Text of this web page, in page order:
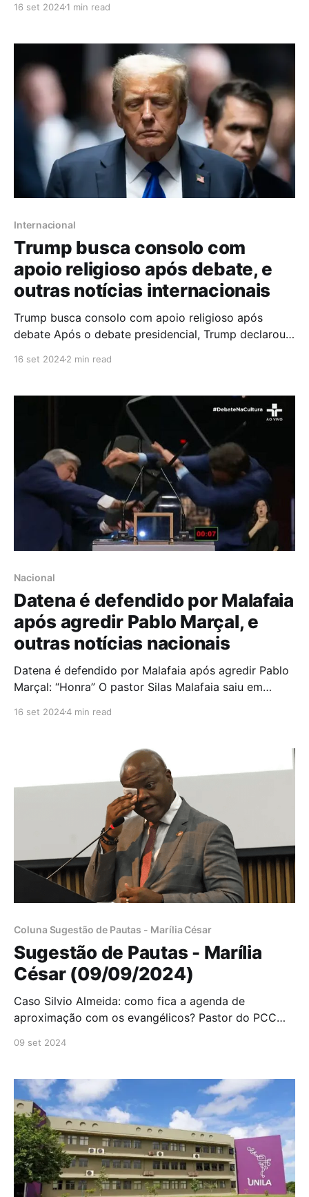
culto na Igreja Sara Nossa Terra, na Zona Sul de São
dois estiveram no local para um congresso
16 set 20241 min read
Internacional
Trump busca consolo com
apoio religioso após debate, e
outras notícias internacionais
Trump busca consolo com apoio religioso após
debate Após o debate presidencial, Trump declarou
está em linha com o apoio que ele já tinha em
16 set 20242 min read
Nacional
Datena é defendido por Malafaia
após agredir Pablo Marçal, e
outras notícias nacionais
Datena é defendido por Malafaia após agredir Pablo
Marçal: “Honra” O pastor Silas Malafaia saiu em
PSDB dar uma cadeirada em Pablo Marçal (PRTB) no
São Paulo, neste domingo (15/9). De
16 set 20244 min read
Coluna Sugestão de Pautas - Marília César
Sugestão de Pautas - Marília
César (09/09/2024)
Caso Silvio Almeida: como fica a agenda de
aproximação com os evangélicos? Pastor do PCC
09 set 2024